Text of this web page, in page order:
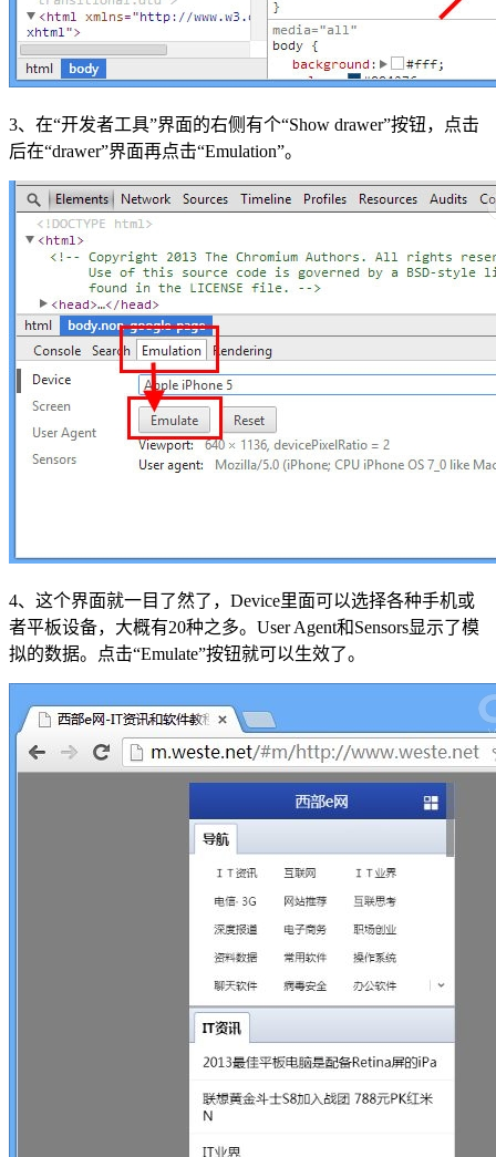
3、在“开发者工具”界面的右侧有个“Show drawer”按钮，点击
后在“drawer”界面再点击“Emulation”。
4、这个界面就一目了然了，Device里面可以选择各种手机或
者平板设备，大概有20种之多。User Agent和Sensors显示了模
拟的数据。点击“Emulate”按钮就可以生效了。